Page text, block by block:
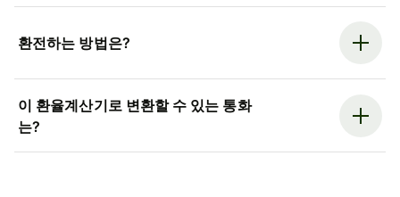
환전하는 방법은?
이 환율계산기로 변환할 수 있는 통화
는?